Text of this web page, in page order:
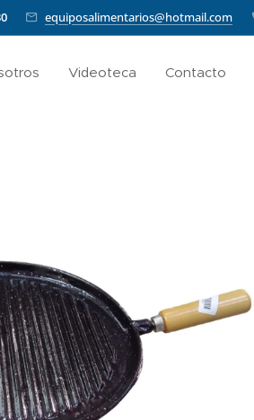
equiposalimentarios@hotmail.com
Videoteca Contacto